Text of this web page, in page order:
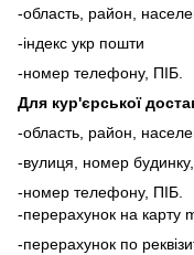
-область, район,
-індекс укр пошти
-номер телефону, ПІБ.
Для кур'єрської
-область, район,
-вулиця, номер
-номер телефону, ПІБ.
-перерахунок на карту
-перерахунок по